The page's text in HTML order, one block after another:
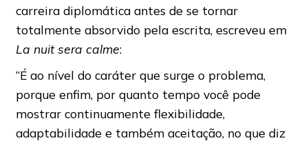
carreira diplomática antes de se tornar
totalmente absorvido pela escrita, escreveu em
La nuit sera calme:
“É ao nível do caráter que surge o problema,
porque enfim, por quanto tempo você pode
mostrar continuamente flexibilidade,
adaptabilidade e também aceitação, no que diz